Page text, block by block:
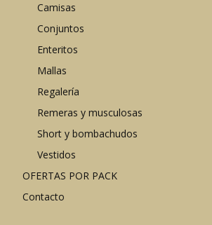
Camisas
Conjuntos
Enteritos
Mallas
Regalería
Remeras y musculosas
Short y bombachudos
Vestidos
OFERTAS POR PACK
Contacto